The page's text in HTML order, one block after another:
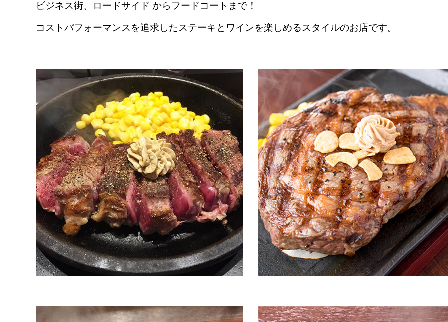
ビジネス街、ロードサイド からフードコートまで！
コストパフォーマンスを追求したステーキとワインを楽しめるスタイルのお店です。